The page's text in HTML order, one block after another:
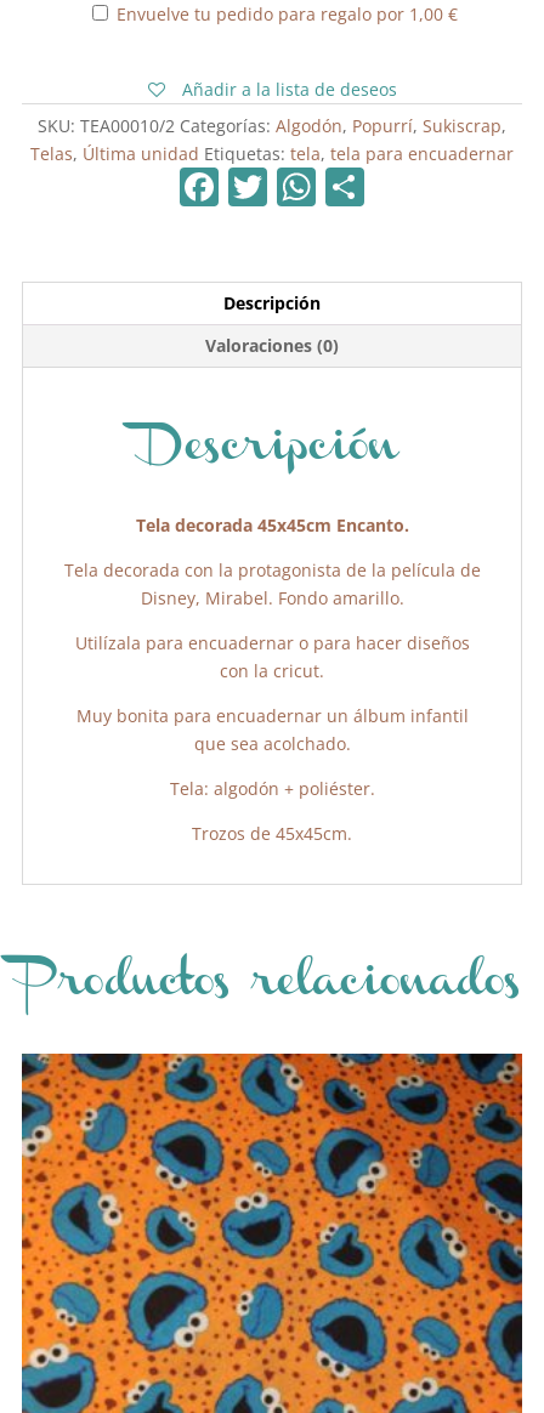
Envuelve tu pedido para regalo por 1,00 €
Añadir a la lista de deseos
SKU: TEA00010/2 Categorías: Algodón, Popurrí, Sukiscrap,
Telas, Última unidad Etiquetas: tela, tela para encuadernar
F
e
b
o
k
T
er
W
A
p
p
ar
tir
Descripción
Valoraciones (0)
Descripción
Tela decorada 45x45cm Encanto.
Tela decorada con la protagonista de la película de
Disney, Mirabel. Fondo amarillo.
Utilízala para encuadernar o para hacer diseños
con la cricut.
Muy bonita para encuadernar un álbum infantil
que sea acolchado.
Tela: algodón + poliéster.
Trozos de 45x45cm.
Productos relacionados